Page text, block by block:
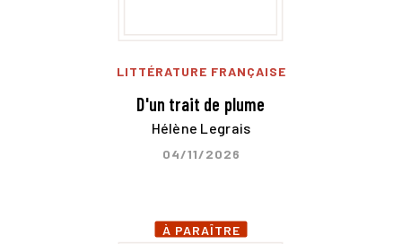
LITTÉRATURE FRANÇAISE
D'un trait de plume
Hélène Legrais
04/11/2026
À PARAÎTRE